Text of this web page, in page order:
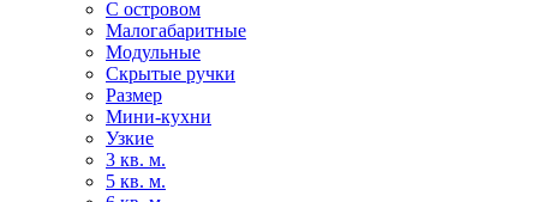
С островом
Малогабаритные
Модульные
Скрытые ручки
Размер
Мини-кухни
Узкие
3 кв. м.
5 кв. м.